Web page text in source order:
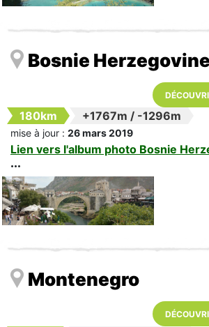
Bosnie Herzegovine
180km +1767m / -1296m
mise à jour : 26 mars 2019
Lien vers l'album photo Bosnie
Montenegro